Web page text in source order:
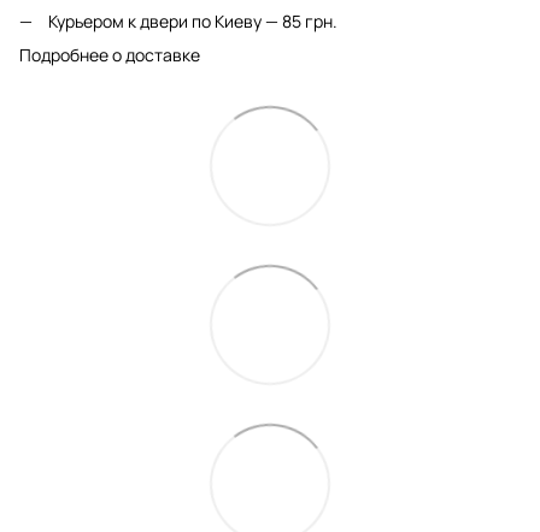
Курьером к двери по Киеву — 85 грн.
Подробнее о доставке